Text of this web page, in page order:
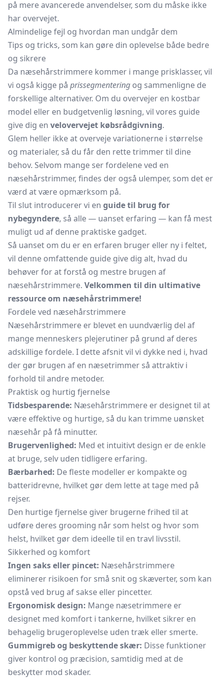
på mere avancerede anvendelser, som du måske ikke
har overvejet.
Almindelige fejl og hvordan man undgår dem
Tips og tricks, som kan gøre din oplevelse både bedre
og sikrere
Da næsehårstrimmere kommer i mange prisklasser, vil
vi også kigge på prissegmentering og sammenligne de
forskellige alternativer. Om du overvejer en kostbar
model eller en budgetvenlig løsning, vil vores guide
give dig en velovervejet købsrådgivning.
Glem heller ikke at overveje variationerne i størrelse
og materialer, så du får den rette trimmer til dine
behov. Selvom mange ser fordelene ved en
næsehårstrimmer, findes der også ulemper, som det er
værd at være opmærksom på.
Til slut introducerer vi en guide til brug for
nybegyndere, så alle — uanset erfaring — kan få mest
muligt ud af denne praktiske gadget.
Så uanset om du er en erfaren bruger eller ny i feltet,
vil denne omfattende guide give dig alt, hvad du
behøver for at forstå og mestre brugen af
næsehårstrimmere. Velkommen til din ultimative
ressource om næsehårstrimmere!
Fordele ved næsehårstrimmere
Næsehårstrimmere er blevet en uundværlig del af
mange menneskers plejerutiner på grund af deres
adskillige fordele. I dette afsnit vil vi dykke ned i, hvad
der gør brugen af en næsetrimmer så attraktiv i
forhold til andre metoder.
Praktisk og hurtig fjernelse
Tidsbesparende: Næsehårstrimmere er designet til at
være effektive og hurtige, så du kan trimme uønsket
næsehår på få minutter.
Brugervenlighed: Med et intuitivt design er de enkle
at bruge, selv uden tidligere erfaring.
Bærbarhed: De fleste modeller er kompakte og
batteridrevne, hvilket gør dem lette at tage med på
rejser.
Den hurtige fjernelse giver brugerne frihed til at
udføre deres grooming når som helst og hvor som
helst, hvilket gør dem ideelle til en travl livsstil.
Sikkerhed og komfort
Ingen saks eller pincet: Næsehårstrimmere
eliminerer risikoen for små snit og skæverter, som kan
opstå ved brug af sakse eller pincetter.
Ergonomisk design: Mange næsetrimmere er
designet med komfort i tankerne, hvilket sikrer en
behagelig brugeroplevelse uden træk eller smerte.
Gummigreb og beskyttende skær: Disse funktioner
giver kontrol og præcision, samtidig med at de
beskytter mod skader.